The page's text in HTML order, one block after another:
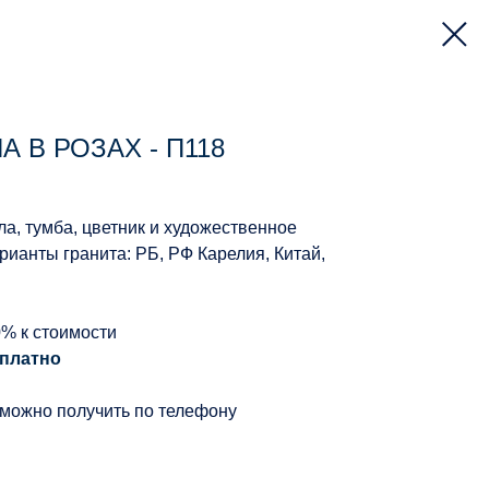
В РОЗАХ - П118
тумба, цветник и художественное
гранита: РБ, РФ Карелия, Китай,
к стоимости
получить по телефону